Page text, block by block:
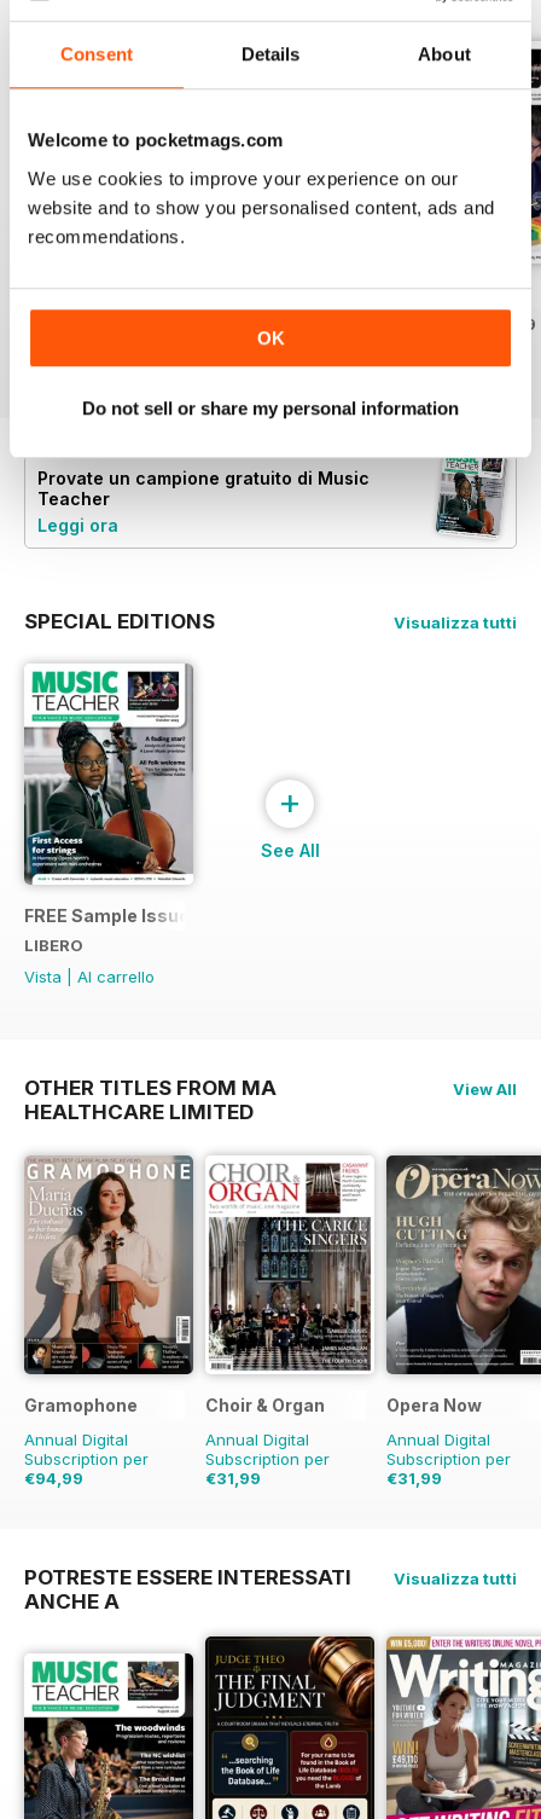
Consent Details About
Welcome to pocketmags.com
We use cookies to improve your experience on our
website and to show you personalised content, ads and
recommendations.
OK
Do not sell or share my personal information
July 2026 June 2026 May 2026
€5,99
Provate un campione gratuito di Music
Teacher
Leggi ora
SPECIAL EDITIONS Visualizza tutti
FREE Sample Issue
LIBERO
Vista
Al carrello
+
See All
OTHER TITLES FROM MA
HEALTHCARE LIMITED
View All
Gramophone
Annual Digital
Subscription per
€94,99
Choir & Organ
Annual Digital
Subscription per
€31,99
Opera Now
Annual Digital
Subscription per
€31,99
POTRESTE ESSERE INTERESSATI
ANCHE A
Visualizza tutti